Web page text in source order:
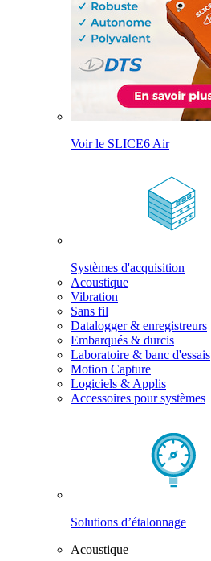
Voir le SLICE6 Air
Systèmes d'acquisition
Acoustique
Vibration
Sans fil
Datalogger & enregistreurs
Embarqués & durcis
Laboratoire & banc d'essais
Motion Capture
Logiciels & Applis
Accessoires pour systèmes
Solutions d’étalonnage
Acoustique